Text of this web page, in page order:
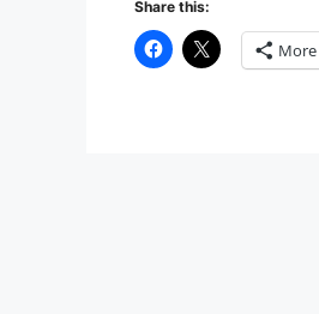
Share this:
More